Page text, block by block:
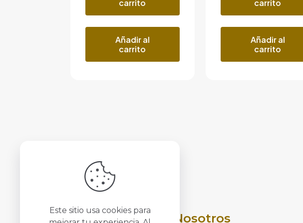
carrito
Añadir al
carrito
carrito
Añadir al
carrito
Nosotros
Este sitio usa cookies para